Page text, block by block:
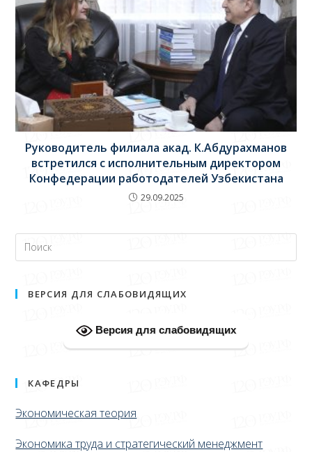
Руководитель филиала акад. К.Абдурахманов
встретился с исполнительным директором
Конфедерации работодателей Узбекистана
29.09.2025
ВЕРСИЯ ДЛЯ СЛАБОВИДЯЩИХ
Версия для слабовидящих
КАФЕДРЫ
Экономическая теория
Экономика труда и стратегический менеджмент